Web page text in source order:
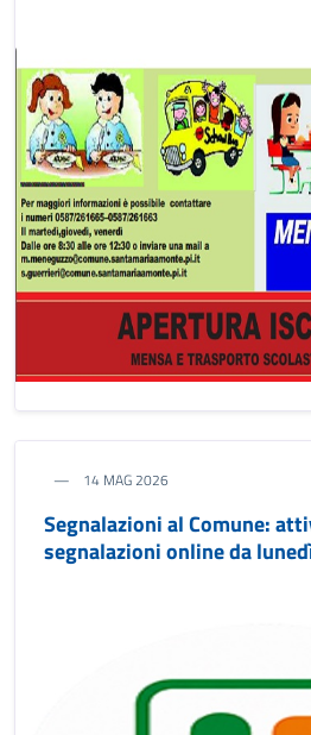
14 MAG 2026
Segnalazioni al Comune:
segnalazioni online da